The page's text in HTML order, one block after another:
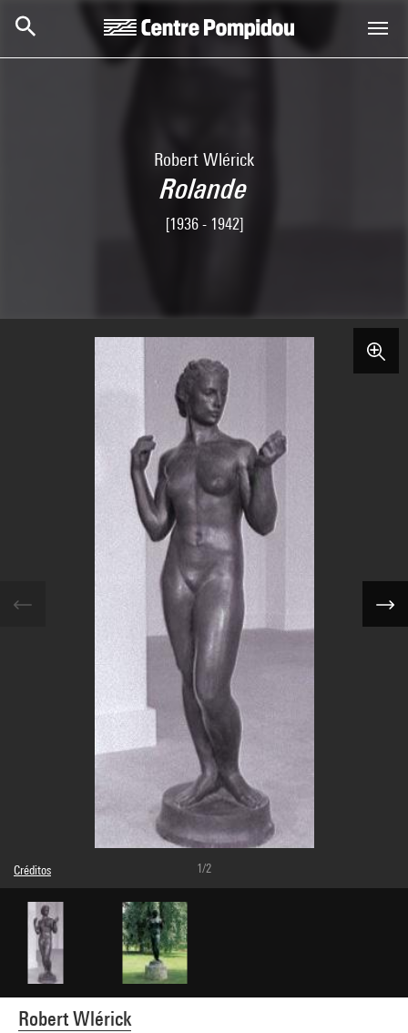
Robert Wlérick
Rolande
[1936 - 1942]
Robert Wlérick
Créditos
Domaine public
Créditos fotográficos : Réunion des Musées Nationaux/Agence photographique de la
Réunion des Musées Nationaux/Dist. GrandPalaisRmn
Referencia de la imagen : 2A00569 [64 B 138]
Difusión de la imagen : GrandPalaisRmnPhoto
1/2